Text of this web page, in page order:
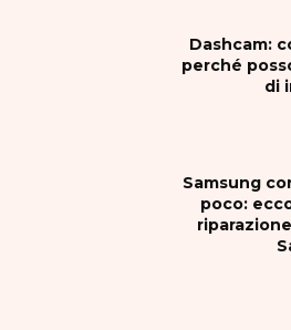
Dashcam:
perché
di
Samsung
poco: